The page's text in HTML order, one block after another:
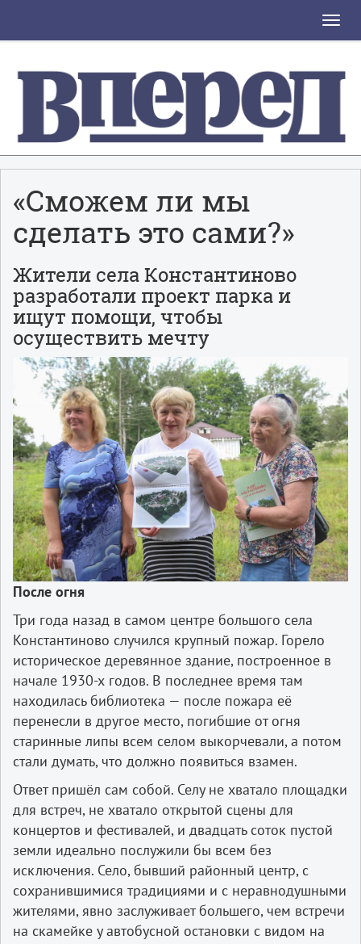
Toggle
«Сможем ли мы
сделать это сами?»
Жители села Константиново
разработали проект парка и
ищут помощи, чтобы
осуществить мечту
После огня
Три года назад в самом центре большого села
Константиново случился крупный пожар. Горело
историческое деревянное здание, построенное в
начале 1930-х годов. В последнее время там
находилась библиотека — после пожара её
перенесли в другое место, погибшие от огня
старинные липы всем селом выкорчевали, а потом
стали думать, что должно появиться взамен.
Ответ пришёл сам собой. Селу не хватало площадки
для встреч, не хватало открытой сцены для
концертов и фестивалей, и двадцать соток пустой
земли идеально послужили бы всем без
исключения. Село, бывший районный центр, с
сохранившимися традициями и с неравнодушными
жителями, явно заслуживает большего, чем встречи
на скамейке у автобусной остановки с видом на